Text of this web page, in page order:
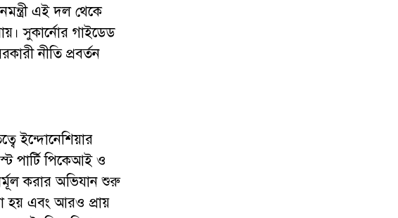
এই দল থেকে
সুকার্নোর গাইডেড
নীতি প্রবর্তন
ইন্দোনেশিয়ার
পার্টি পিকেআই ও
করার অভিযান শুরু
হয় এবং আরও প্রায়